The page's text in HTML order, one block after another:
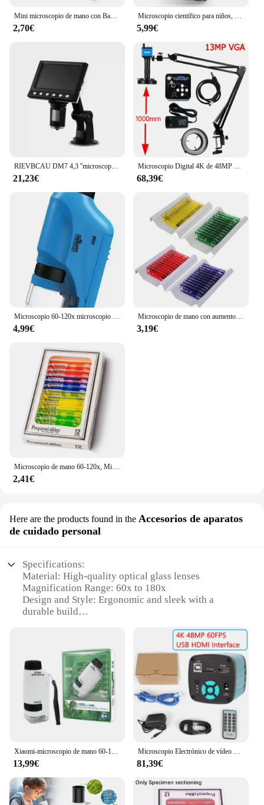
Mini microscopio de mano con Base para niños, microscopio de bolsillo con luz LED, herramienta de ciencia para explorar, 80-200X
2,70€
Microscopio científico para niños, microscopio de bolsillo de 60-200x, Porta, Mini microscopio eléctrico de mano, juguete educativo de interés para niños al aire libre
5,99€
RIEVBCAU DM7 4,3 ''microscopio Digital 1000X microscopio de monedas 1080P microscopio de vídeo para soldadura de adultos con 8 LED Dropshipping
21,23€
Microscopio Digital 4K de 48MP para electrónica, USB-C, cámaras industriales, HDMI, Zoom 1-150X, lente de montaje en C, soldadura Pcb de teléfono
68,39€
Microscopio 60-120x microscopio de mano de laboratorio microscopio con batería con luz LED microscopio científico para niños
4,99€
Microscopio de mano con aumento de 60x-120x, microscopio educativo portátil, microscopio compacto con luz LED para niños y adultos
3,19€
Microscopio de mano 60-120x, Mini Kit de microscopio de bolsillo, microscopio de laboratorio, rueda con Zoom ajustable con LED para niños educativos
2,41€
Here are the products found in the Accesorios de aparatos
de cuidado personal
Specifications:
Material: High-quality optical glass lenses
Magnification Range: 60x to 180x
Design and Style: Ergonomic and sleek with a
durable build
professional use in biology, medicine, and
Typical Adaptive Scenario: Suitable for use in
schools, laboratories, and research facilities
Accessories: Comes with a complete set of
accessories for enhanced viewing and
experimentation
|Microscope 60 180x|Wholesale|Vendors|
**Enhanced Precision and Clarity**
Explore the microscopic world with unparalleled
clarity using the 60-180x microscope, designed for
Xiaomi-microscopio de mano 60-180x para niños, juego de experimentos de ciencia con luz LED, juguete de jardín de infantes, juguetes de exploración al aire libre
13,99€
Microscopio Electrónico de vídeo Digital, 48MP, 4K, HDMI, USB, Zoom 180X, lente de montaje C con luz LED para herramientas de reparación de teléfonos PCB de laboratorio, Microscópio metalúrgico com suporte giratório
81,39€